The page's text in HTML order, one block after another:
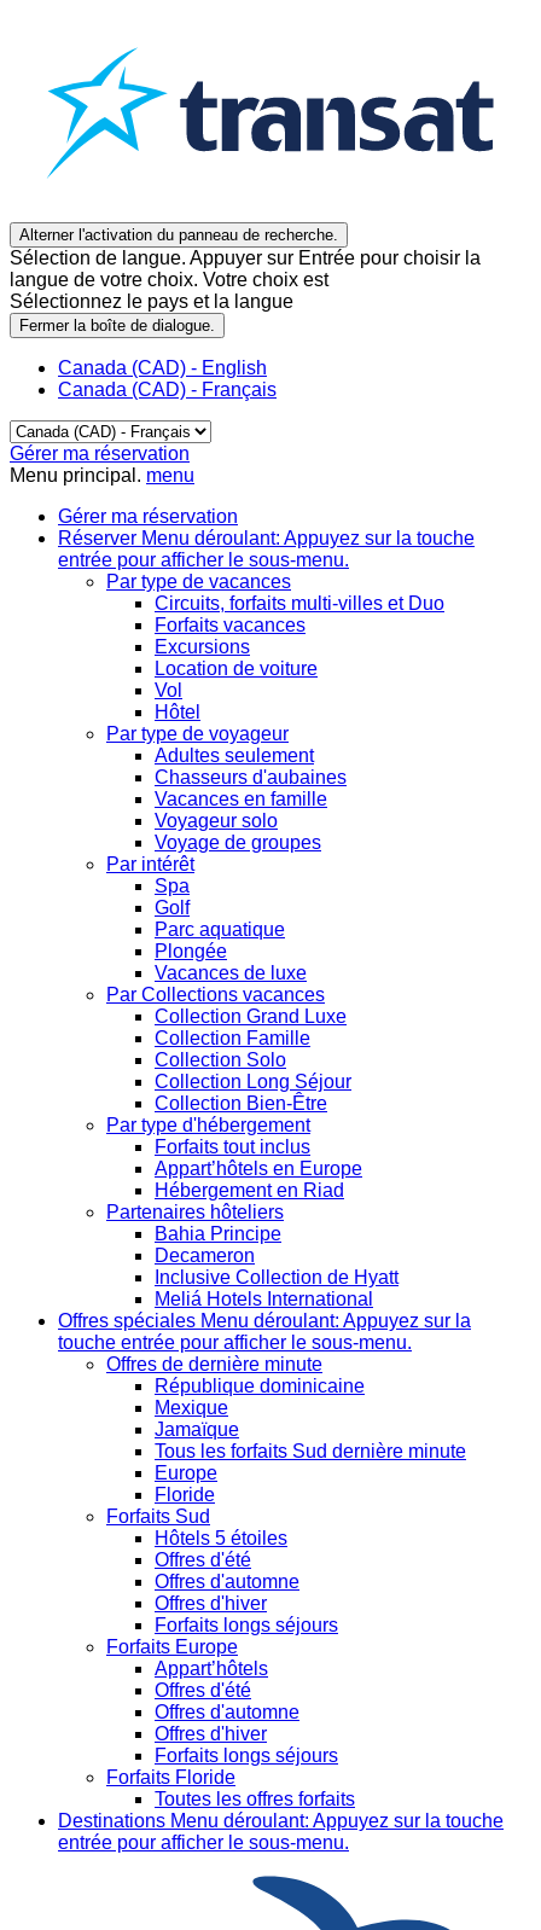
Alterner l'activation du panneau de recherche.
Sélection de langue. Appuyer sur Entrée pour choisir la
langue de votre choix. Votre choix est
Sélectionnez le pays et la langue
Fermer la boîte de dialogue.
Canada (CAD) - English
Canada (CAD) - Français
Gérer ma réservation
Menu principal. menu
Gérer ma réservation
Réserver Menu déroulant: Appuyez sur la touche
entrée pour afficher le sous-menu.
Par type de vacances
Circuits, forfaits multi-villes et Duo
Forfaits vacances
Excursions
Location de voiture
Vol
Hôtel
Par type de voyageur
Adultes seulement
Chasseurs d'aubaines
Vacances en famille
Voyageur solo
Voyage de groupes
Par intérêt
Spa
Golf
Parc aquatique
Plongée
Vacances de luxe
Par Collections vacances
Collection Grand Luxe
Collection Famille
Collection Solo
Collection Long Séjour
Collection Bien-Être
Par type d'hébergement
Forfaits tout inclus
Appart’hôtels en Europe
Hébergement en Riad
Partenaires hôteliers
Bahia Principe
Decameron
Inclusive Collection de Hyatt
Meliá Hotels International
Offres spéciales Menu déroulant: Appuyez sur la
touche entrée pour afficher le sous-menu.
Offres de dernière minute
République dominicaine
Mexique
Jamaïque
Tous les forfaits Sud dernière minute
Europe
Floride
Forfaits Sud
Hôtels 5 étoiles
Offres d'été
Offres d'automne
Offres d'hiver
Forfaits longs séjours
Forfaits Europe
Appart’hôtels
Offres d'été
Offres d'automne
Offres d'hiver
Forfaits longs séjours
Forfaits Floride
Toutes les offres forfaits
Destinations Menu déroulant: Appuyez sur la touche
entrée pour afficher le sous-menu.